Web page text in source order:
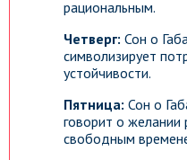
рациональным.
Четверг: Сон о
символизирует
устойчивости.
Пятница: Сон о
говорит о желании
свободным